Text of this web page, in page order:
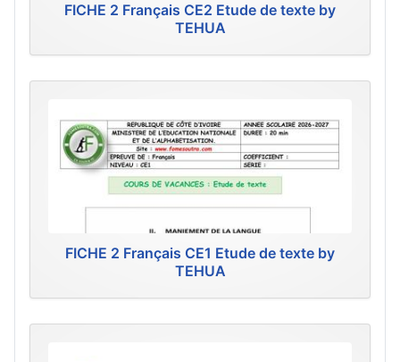
FICHE 2 Français CE2 Etude de texte by
TEHUA
FICHE 2 Français CE1 Etude de texte by
TEHUA